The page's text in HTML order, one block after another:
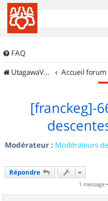
FAQ
UtagawaVTT (Randos VTT et VTTAE avec traces GPS)
Accueil forum
[franckeg]-
Modérateur : Modérateurs
Répondre
1 message